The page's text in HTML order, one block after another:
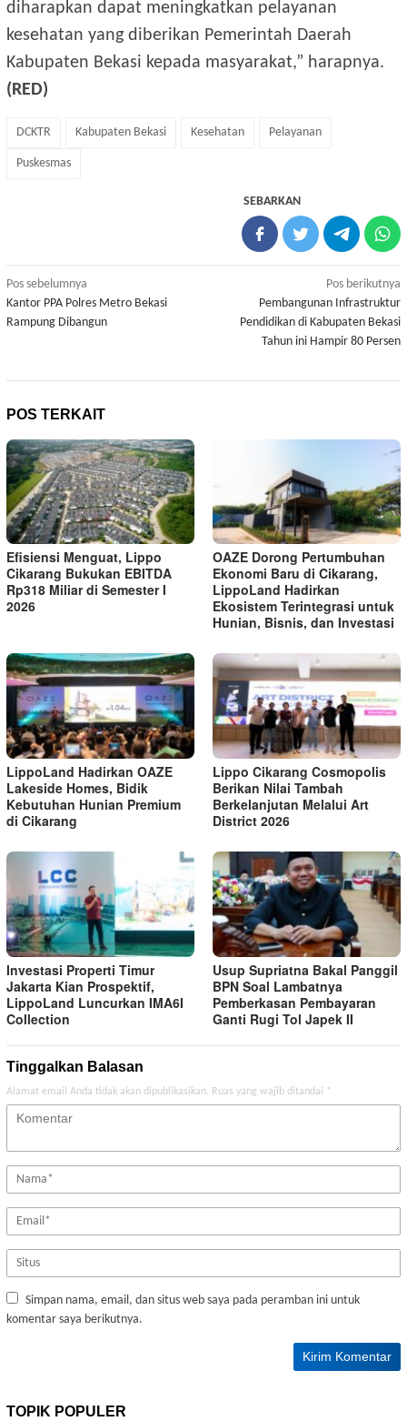
diharapkan dapat meningkatkan pelayanan
kesehatan yang diberikan Pemerintah Daerah
Kabupaten Bekasi kepada masyarakat,” harapnya.
(RED)
DCKTR Kabupaten Bekasi Kesehatan Pelayanan
Puskesmas
SEBARKAN
Navigasi
pos
Pos sebelumnya
Kantor PPA Polres Metro Bekasi
Rampung Dibangun
Pos berikutnya
Pembangunan Infrastruktur
Pendidikan di Kabupaten Bekasi
Tahun ini Hampir 80 Persen
POS TERKAIT
Efisiensi Menguat, Lippo
Cikarang Bukukan EBITDA
Rp318 Miliar di Semester I
2026
OAZE Dorong Pertumbuhan
Ekonomi Baru di Cikarang,
LippoLand Hadirkan
Ekosistem Terintegrasi untuk
Hunian, Bisnis, dan Investasi
LippoLand Hadirkan OAZE
Lakeside Homes, Bidik
Kebutuhan Hunian Premium
di Cikarang
Lippo Cikarang Cosmopolis
Berikan Nilai Tambah
Berkelanjutan Melalui Art
District 2026
Investasi Properti Timur
Jakarta Kian Prospektif,
LippoLand Luncurkan IMA6I
Collection
Usup Supriatna Bakal Panggil
BPN Soal Lambatnya
Pemberkasan Pembayaran
Ganti Rugi Tol Japek II
Tinggalkan Balasan
Alamat email Anda tidak akan dipublikasikan. Ruas yang wajib ditandai *
Simpan nama, email, dan situs web saya pada peramban ini untuk
komentar saya berikutnya.
TOPIK POPULER